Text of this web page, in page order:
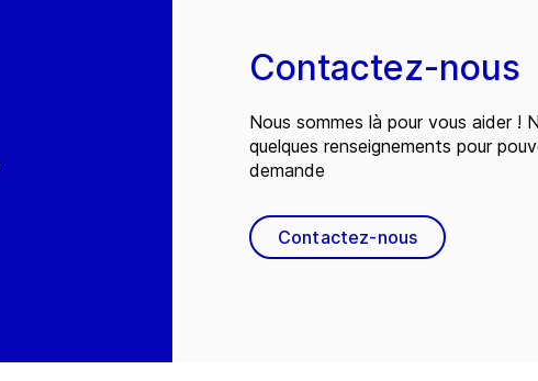
Contactez-nous
Nous sommes là pour vous aider !
quelques renseignements pour
demande
Contactez-nous